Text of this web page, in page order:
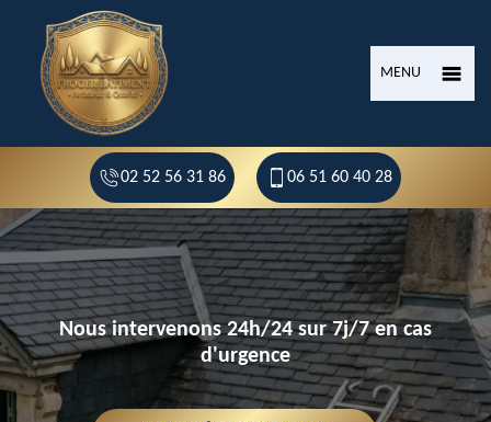
MENU
02 52 56 31 86 06 51 60 40 28
Nous intervenons 24h/24 sur 7j/7 en cas
d'urgence